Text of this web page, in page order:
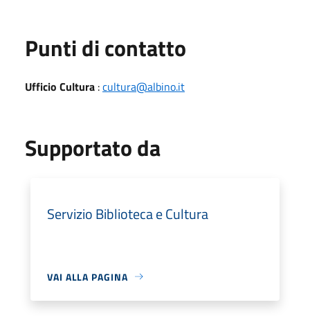
Punti di contatto
Ufficio Cultura :cultura@albino.it
Supportato da
Servizio Biblioteca e Cultura
VAI ALLA PAGINA